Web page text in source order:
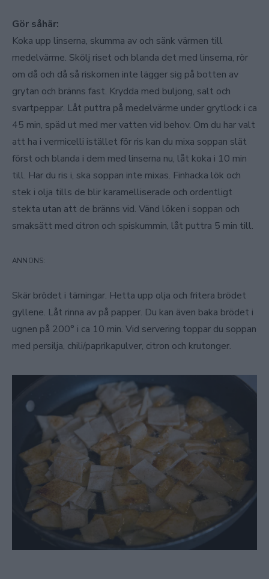
Gör såhär:
Koka upp linserna, skumma av och sänk värmen till
medelvärme. Skölj riset och blanda det med linserna, rör
om då och då så riskornen inte lägger sig på botten av
grytan och bränns fast. Krydda med buljong, salt och
svartpeppar. Låt puttra på medelvärme under grytlock i ca
45 min, späd ut med mer vatten vid behov. Om du har valt
att ha i vermicelli istället för ris kan du mixa soppan slät
först och blanda i dem med linserna nu, låt koka i 10 min
till. Har du ris i, ska soppan inte mixas. Finhacka lök och
stek i olja tills de blir karamelliserade och ordentligt
stekta utan att de bränns vid. Vänd löken i soppan och
smaksätt med citron och spiskummin, låt puttra 5 min till.
Skär brödet i tärningar. Hetta upp olja och fritera brödet
gyllene. Låt rinna av på papper. Du kan även baka brödet i
ugnen på 200° i ca 10 min. Vid servering toppar du soppan
med persilja, chili/paprikapulver, citron och krutonger.